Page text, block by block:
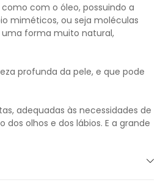
com o óleo, possuindo a
miméticos, ou seja moléculas
uma forma muito natural,
profunda da pele, e que pode
adequadas às necessidades de
olhos e dos lábios. E a grande